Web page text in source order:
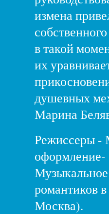
измена
в такой
их
душевных
Марина
Режиссеры -
романтиков
Москва).